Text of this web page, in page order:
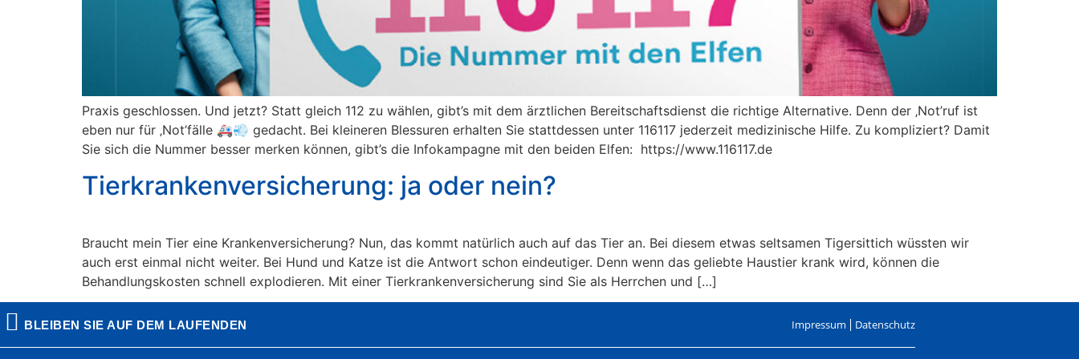
Praxis geschlossen. Und jetzt? Statt gleich 112 zu wählen, gibt’s mit dem ärztlichen Bereitschaftsdienst die richtige Alternative. Denn der ‚Not’ruf ist
eben nur für ‚Not’fälle 🚑💨 gedacht. Bei kleineren Blessuren erhalten Sie stattdessen unter 116117 jederzeit medizinische Hilfe. Zu kompliziert? Damit
Sie sich die Nummer besser merken können, gibt’s die Infokampagne mit den beiden Elfen: https://www.116117.de
Tierkrankenversicherung: ja oder nein?
Braucht mein Tier eine Krankenversicherung? Nun, das kommt natürlich auch auf das Tier an. Bei diesem etwas seltsamen Tigersittich wüssten wir
auch erst einmal nicht weiter. Bei Hund und Katze ist die Antwort schon eindeutiger. Denn wenn das geliebte Haustier krank wird, können die
Behandlungskosten schnell explodieren. Mit einer Tierkrankenversicherung sind Sie als Herrchen und […]
BLEIBEN SIE AUF DEM LAUFENDEN Impressum Datenschutz